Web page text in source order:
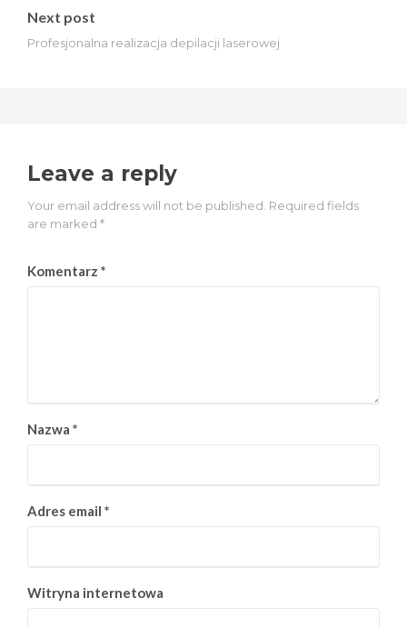
Next post
Profesjonalna realizacja depilacji laserowej
Leave a reply
Your email address will not be published. Required fields
are marked *
Komentarz *
Nazwa *
Adres email *
Witryna internetowa